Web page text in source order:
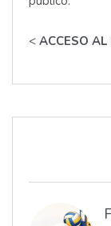
< ACCESO